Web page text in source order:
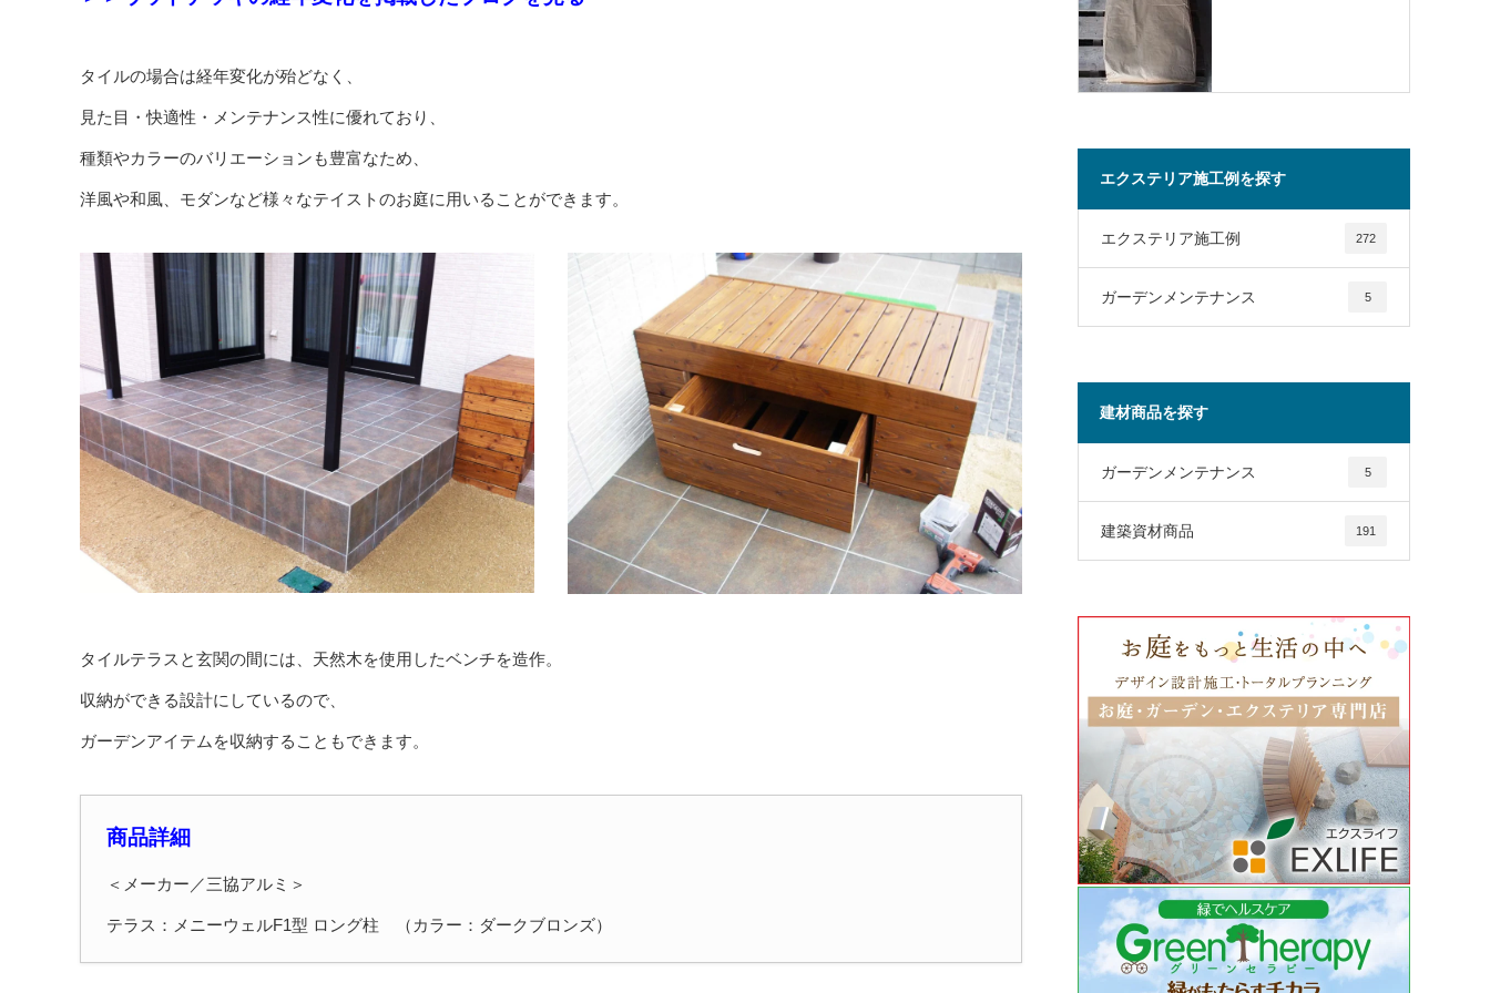
タイルの場合は経年変化が殆どなく、
見た目・快適性・メンテナンス性に優れており、
種類やカラーのバリエーションも豊富なため、
洋風や和風、モダンなど様々なテイストのお庭に用いることができます。
タイルテラスと玄関の間には、天然木を使用したベンチを造作。
収納ができる設計にしているので、
ガーデンアイテムを収納することもできます。
商品詳細
＜メーカー／三協アルミ＞
テラス：メニーウェルF1型 ロング柱 （カラー：ダークブロンズ）
エクステリア施工例を探す
エクステリア施工例 272
ガーデンメンテナンス 5
建材商品を探す
ガーデンメンテナンス 5
建築資材商品 191